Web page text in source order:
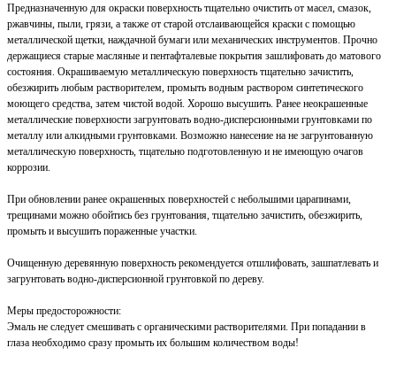
Предназначенную для окраски поверхность тщательно очистить от масел, смазок,
ржавчины, пыли, грязи, а также от старой отслаивающейся краски с помощью
металлической щетки, наждачной бумаги или механических инструментов. Прочно
держащиеся старые масляные и пентафталевые покрытия зашлифовать до матового
состояния. Окрашиваемую металлическую поверхность тщательно зачистить,
обезжирить любым растворителем, промыть водным раствором синтетического
моющего средства, затем чистой водой. Хорошо высушить. Ранее неокрашенные
металлические поверхности загрунтовать водно-дисперсионными грунтовками по
металлу или алкидными грунтовками. Возможно нанесение на не загрунтованную
металлическую поверхность, тщательно подготовленную и не имеющую очагов
коррозии.
При обновлении ранее окрашенных поверхностей с небольшими царапинами,
трещинами можно обойтись без грунтования, тщательно зачистить, обезжирить,
промыть и высушить пораженные участки.
Очищенную деревянную поверхность рекомендуется отшлифовать, зашпатлевать и
загрунтовать водно-дисперсионной грунтовкой по дереву.
Меры предосторожности:
Эмаль не следует смешивать с органическими растворителями. При попадании в
глаза необходимо сразу промыть их большим количеством воды!